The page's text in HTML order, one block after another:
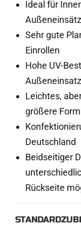
Ideal für
Sehr gute
Einrollen
Hohe UV-
Außeneinsatz
Leichtes,
größere
Deutschland
Beidseitiger
Rückseite